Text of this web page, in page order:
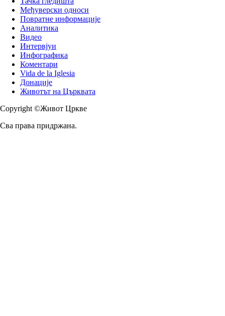
Међуверски односи
Повратне информације
Аналитика
Видео
Интервјуи
Инфографика
Коментари
Vida de la Iglesia
Донације
Животът на Църквата
Copyright ©Живот Цркве
Сва права придржана.